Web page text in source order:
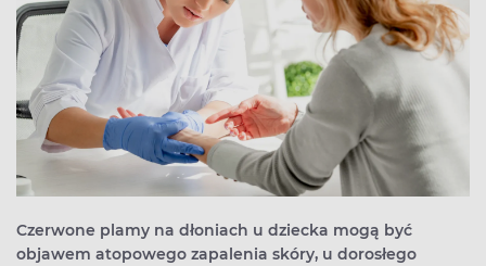
Czerwone plamy na dłoniach u dziecka mogą być
objawem atopowego zapalenia skóry, u dorosłego